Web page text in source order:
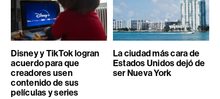
Disney y TikTok logran
acuerdo para que
creadores usen
contenido de sus
películas y series
La ciudad más cara de
Estados Unidos dejó de
ser Nueva York